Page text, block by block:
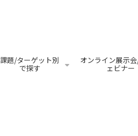
課題/ターゲット別
で探す
オンライン展示
ェビナー